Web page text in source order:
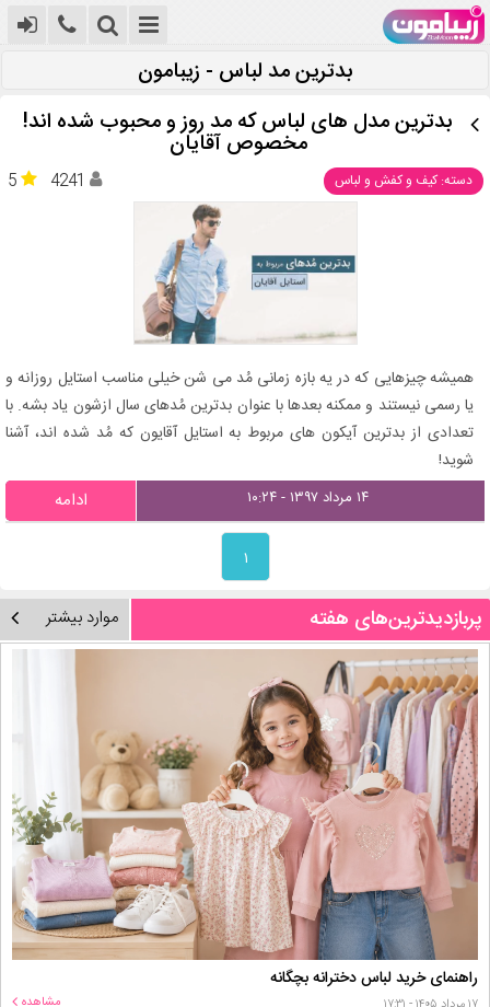
بدترین مد لباس - زیبامون
بدترین مدل‌ های لباس که مد روز و محبوب شده‌ اند!
مخصوص آقایان
دسته: کیف و کفش و لباس 5 4241
همیشه چیزهایی که در یه بازه زمانی مُد می شن خیلی مناسب استایل روزانه و
یا رسمی نیستند و ممکنه بعدها با عنوان بدترین مُدهای سال ازشون یاد بشه. با
تعدادی از بدترین آیکون های مربوط به استایل آقایون که مُد شده اند، آشنا
شوید!
۱۴ مرداد ۱۳۹۷ - ۱۰:۲۴ ادامه
۱
پربازدیدترین‌های هفته موارد بیشتر
راهنمای خرید لباس دخترانه بچگانه
مشاهده